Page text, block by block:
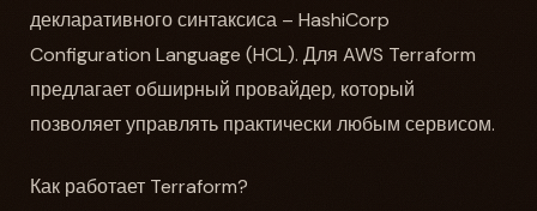
декларативного синтаксиса – HashiCorp
Configuration Language (HCL). Для AWS Terraform
предлагает обширный провайдер, который
позволяет управлять практически любым сервисом.
Как работает Terraform?